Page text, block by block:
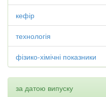
кефір
технологія
фізико-хімічні показники
за датою випуску